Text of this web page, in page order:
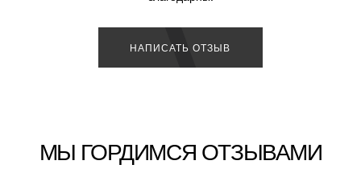
НАПИСАТЬ ОТЗЫВ
МЫ ГОРДИМСЯ ОТЗЫВАМИ